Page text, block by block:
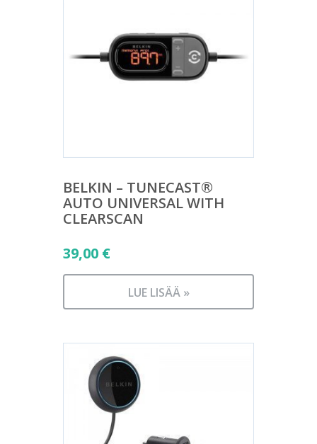
BELKIN – TUNECAST®
AUTO UNIVERSAL WITH
CLEARSCAN
39,00 €
LUE LISÄÄ »